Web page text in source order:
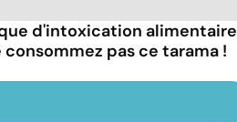
d'intoxication alimentaire
consommez pas ce tarama !